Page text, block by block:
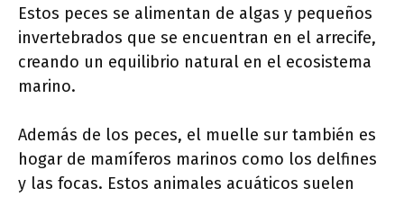
Estos peces se alimentan de algas y pequeños
invertebrados que se encuentran en el arrecife,
creando un equilibrio natural en el ecosistema
marino.
Además de los peces, el muelle sur también es
hogar de mamíferos marinos como los delfines
y las focas. Estos animales acuáticos suelen